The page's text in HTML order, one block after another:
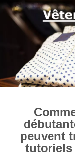
peuvent
tutoriels